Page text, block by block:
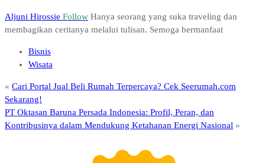
Aljuni Hirossie Follow Hanya seorang yang suka traveling dan
membagikan ceritanya melalui tulisan. Semoga bermanfaat
Bisnis
Wisata
« Cari Portal Jual Beli Rumah Terpercaya? Cek Seerumah.com
Sekarang!
PT Oktasan Baruna Persada Indonesia: Profil, Peran, dan
Kontribusinya dalam Mendukung Ketahanan Energi Nasional »